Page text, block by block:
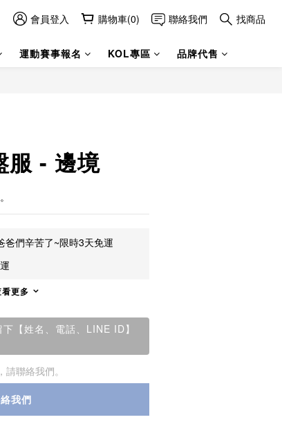
會員登入 購物車(0) 聯絡我們 找商品
運動賽事報名 KOL專區 品牌代售
服 - 邊境
爸們辛苦了~限時3天免運
更多
【姓名、電話、LINE ID】
請聯絡我們。
我們